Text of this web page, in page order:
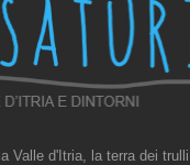
Valle d'Itria, la terra dei